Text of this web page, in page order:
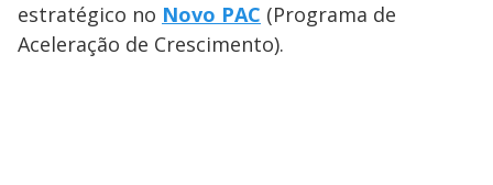
estratégico no Novo PAC (Programa de
Aceleração de Crescimento).